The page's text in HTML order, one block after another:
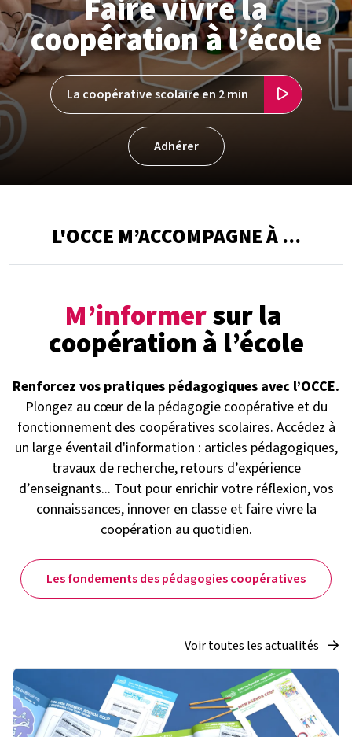
Faire vivre la
coopération à l’école
La coopérative scolaire en 2 min
Adhérer
L'OCCE M’ACCOMPAGNE À ...
M’informersur la
coopération à l’école
Renforcez vos pratiques pédagogiques avec l’OCCE.
Plongez au cœur de la pédagogie coopérative et du
fonctionnement des coopératives scolaires. Accédez à
un large éventail d'information : articles pédagogiques,
travaux de recherche, retours d’expérience
d’enseignants... Tout pour enrichir votre réflexion, vos
connaissances, innover en classe et faire vivre la
coopération au quotidien.
Les fondements des pédagogies coopératives
Voir toutes les actualités